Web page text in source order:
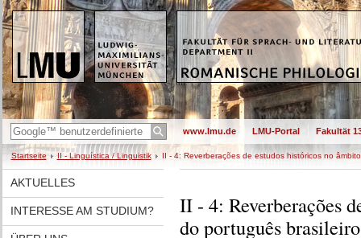
www.lmu.de LMU-Portal Fakultät
Startseite II - Linguística / Linguistik II - 4: Reverberações de estudos históricos no
AKTUELLES
INTERESSE AM STUDIUM?
II - 4: Reverberações
do português brasileiro